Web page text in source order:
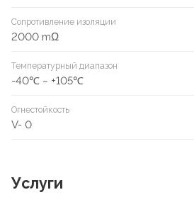
Сопротивление изоляции
2000 mΩ
Температурный диапазон
-40℃ ~ +105℃
Огнестойкость
V- 0
Услуги